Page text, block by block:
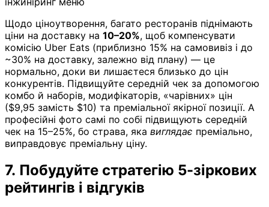
Щодо ціноутворення, багато ресторанів піднімають
ціни на доставку на 10–20%, щоб компенсувати
комісію Uber Eats (приблизно 15% на самовивіз і до
~30% на доставку, залежно від плану) — це
нормально, доки ви лишаєтеся близько до цін
конкурентів. Підвищуйте середній чек за допомогою
комбо й наборів, модифікаторів, «чарівних» цін
($9,95 замість $10) та преміальної якірної позиції. А
професійні фото самі по собі підвищують середній
чек на 15–25%, бо страва, яка виглядає преміально,
виправдовує преміальну ціну.
7. Побудуйте стратегію 5-зіркових
рейтингів і відгуків